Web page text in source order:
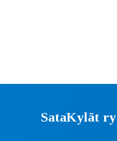
SataKylät ry